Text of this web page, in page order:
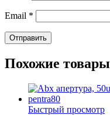
Email *
Похожие товары
Быстрый просмотр